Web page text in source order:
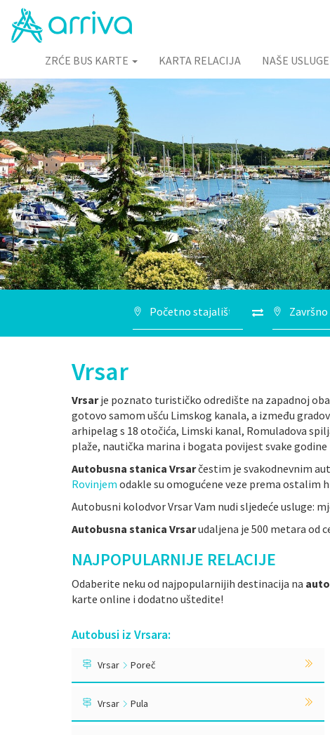
ZRĆE BUS KARTE KARTA RELACIJA NAŠE USLUGE
Vrsar
Vrsarje poznato turističko odredište na zapadnoj
gotovo samom ušću Limskog kanala, a između
arhipelag s 18 otočića, Limski kanal, Romuladova
plaže, nautička marina i bogata povijest svake
Autobusna stanica Vrsarčestim je svakodnevnim
Rovinjem odakle su omogućene veze prema ostalim
Autobusni kolodvor Vrsar Vam nudi sljedeće usluge:
Autobusna stanica Vrsarudaljena je 500 metara od
NAJPOPULARNIJE RELACIJE
Odaberite neku od najpopularnijih destinacija na
karte online i dodatno uštedite!
Autobusi iz Vrsara:
Vrsar Poreč
Vrsar Pula